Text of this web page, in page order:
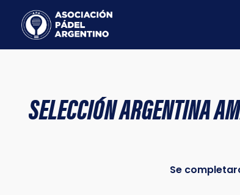
contenido
SELECCIÓN ARGENTINA
Se